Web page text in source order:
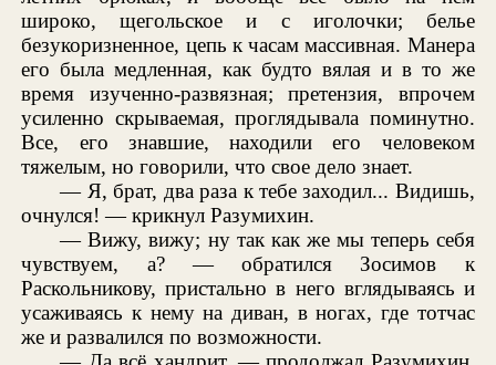
широко, щегольское и с иголочки; белье
безукоризненное, цепь к часам массивная. Манера
его была медленная, как будто вялая и в то же
время изученно-развязная; претензия, впрочем
усиленно скрываемая, проглядывала поминутно.
Все, его знавшие, находили его человеком
тяжелым, но говорили, что свое дело знает.
— Я, брат, два раза к тебе заходил... Видишь,
очнулся! — крикнул Разумихин.
— Вижу, вижу; ну так как же мы теперь себя
чувствуем, а? — обратился Зосимов к
Раскольникову, пристально в него вглядываясь и
усаживаясь к нему на диван, в ногах, где тотчас
же и развалился по возможности.